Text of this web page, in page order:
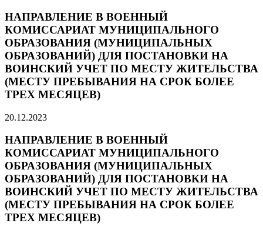
НАПРАВЛЕНИЕ В ВОЕННЫЙ
КОМИССАРИАТ МУНИЦИПАЛЬНОГО
ОБРАЗОВАНИЯ (МУНИЦИПАЛЬНЫХ
ОБРАЗОВАНИЙ) ДЛЯ ПОСТАНОВКИ НА
ВОИНСКИЙ УЧЕТ ПО МЕСТУ ЖИТЕЛЬСТВА
(МЕСТУ ПРЕБЫВАНИЯ НА СРОК БОЛЕЕ
ТРЕХ МЕСЯЦЕВ)
20.12.2023
НАПРАВЛЕНИЕ В ВОЕННЫЙ
КОМИССАРИАТ МУНИЦИПАЛЬНОГО
ОБРАЗОВАНИЯ (МУНИЦИПАЛЬНЫХ
ОБРАЗОВАНИЙ) ДЛЯ ПОСТАНОВКИ НА
ВОИНСКИЙ УЧЕТ ПО МЕСТУ ЖИТЕЛЬСТВА
(МЕСТУ ПРЕБЫВАНИЯ НА СРОК БОЛЕЕ
ТРЕХ МЕСЯЦЕВ)